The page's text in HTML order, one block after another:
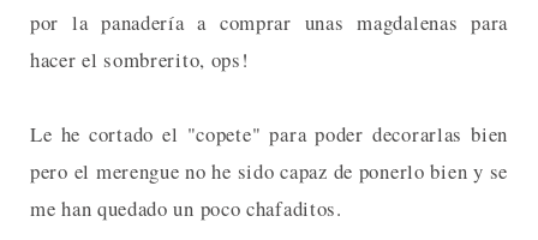
por la panadería a comprar unas magdalenas para
hacer el sombrerito, ops!
Le he cortado el "copete" para poder decorarlas bien
pero el merengue no he sido capaz de ponerlo bien y se
me han quedado un poco chafaditos.